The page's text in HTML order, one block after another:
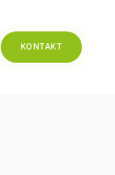
KONTAKT